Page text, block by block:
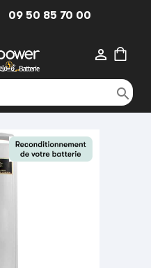
09 50 85 70 00

